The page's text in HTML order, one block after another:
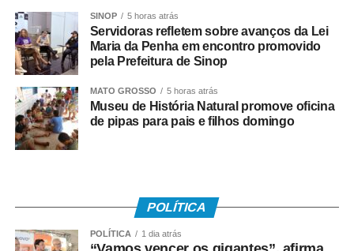
SINOP 5 horas atrás
Servidoras refletem sobre avanços da Lei
Maria da Penha em encontro promovido
pela Prefeitura de Sinop
MATO GROSSO 5 horas atrás
Museu de História Natural promove oficina
de pipas para pais e filhos domingo
POLÍTICA
POLÍTICA 1 dia atrás